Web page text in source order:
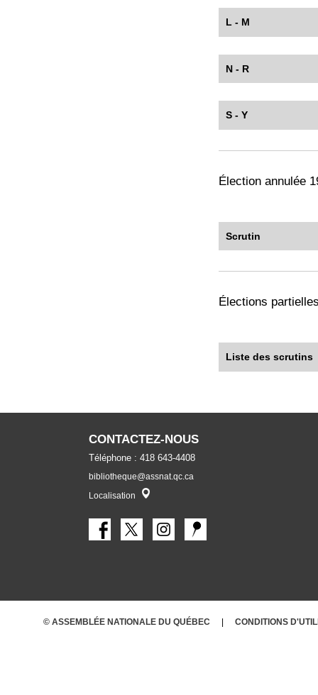
L - M
N - R
S - Y
Élection annulée
Scrutin
Élections
Liste des scrutins
CONTACTEZ-NOUS
Téléphone : 418 643-4408
bibliotheque@assnat.qc.ca
Localisation
© ASSEMBLÉE NATIONALE DU QUÉBEC CONDITIONS